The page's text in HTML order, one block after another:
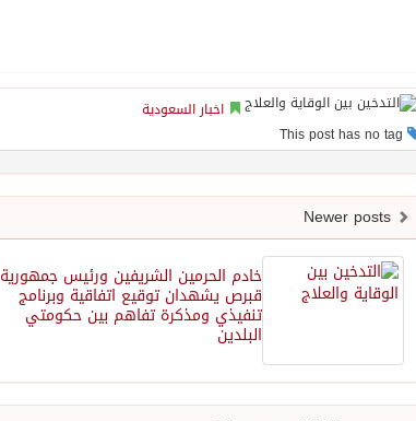
اخبار السعودية
‏خادم الحرمين الشريفين ورئيس جمهورية
قبرص يشهدان توقيع اتفاقية وبرنامج
تنفيذي ومذكرة تفاهم بين حكومتي
البلدين